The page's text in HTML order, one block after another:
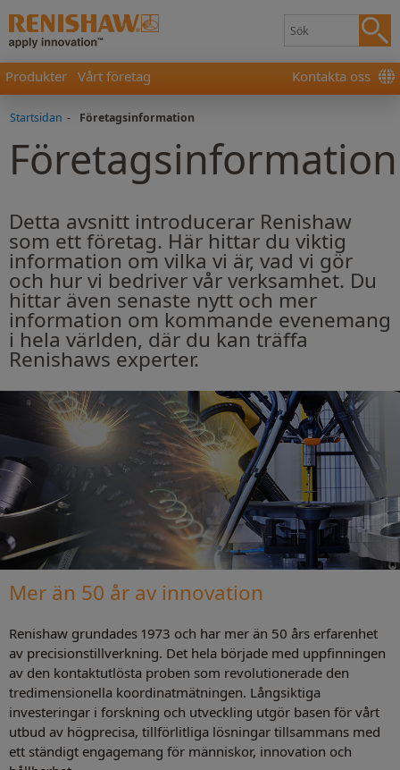
Produkter Vårt företag Kontakta oss
Startsidan - Företagsinformation
Företagsinformation
Detta avsnitt introducerar Renishaw
som ett företag. Här hittar du viktig
information om vilka vi är, vad vi gör
och hur vi bedriver vår verksamhet. Du
hittar även senaste nytt och mer
information om kommande evenemang
i hela världen, där du kan träffa
Renishaws experter.
Mer än 50 år av innovation
Renishaw grundades 1973 och har mer än 50 års erfarenhet
av precisionstillverkning. Det hela började med uppfinningen
av den kontaktutlösta proben som revolutionerade den
tredimensionella koordinatmätningen. Långsiktiga
investeringar i forskning och utveckling utgör basen för vårt
utbud av högprecisa, tillförlitliga lösningar tillsammans med
ett ständigt engagemang för människor, innovation och